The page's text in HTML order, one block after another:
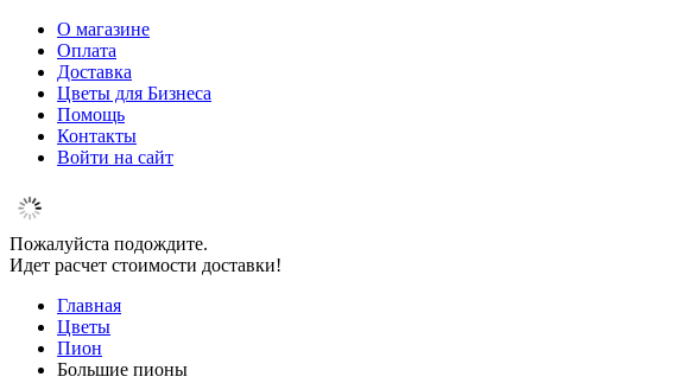
О магазине
Оплата
Доставка
Цветы для Бизнеса
Помощь
Контакты
Войти на сайт
Пожалуйста подождите.
Идет расчет стоимости доставки!
Главная
Цветы
Пион
Большие пионы